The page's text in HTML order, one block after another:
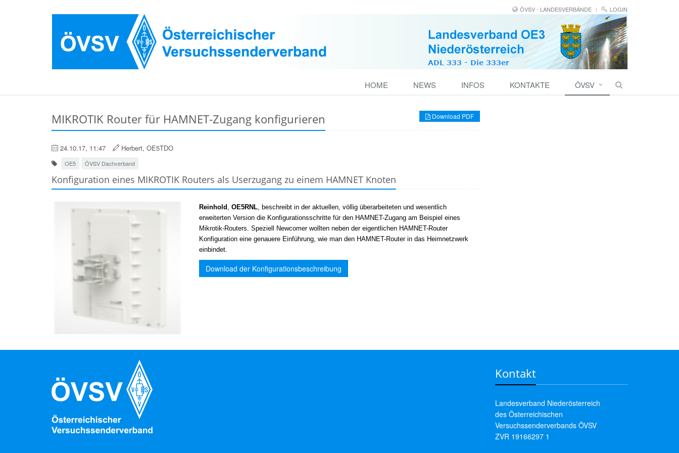
ÖVSV - LANDESVERBÄNDE LOGIN
HOME NEWS INFOS KONTAKTE ÖVSV
Download PDF
MIKROTIK Router für HAMNET-Zugang konfigurieren
24.10.17, 11:47 Herbert, OE5TDO
OE5 ÖVSV Dachverband
Konfiguration eines MIKROTIK Routers als Userzugang zu einem HAMNET Knoten
Reinhold ,OE5RNL, beschreibt in der aktuellen, völlig überarbeiteten und wesentlich
erweiterten Version die Konfigurationsschritte für den HAMNET-Zugang am Beispiel eines
Mikrotik-Routers. Speziell Newcomer wollten neben der eigentlichen HAMNET-Router
Konfiguration eine genauere Einführung, wie man den HAMNET-Router in das Heimnetzwerk
einbindet.
Download der Konfigurationsbeschreibung
Kontakt
Landesverband Niederösterreich
des Österreichischen
Versuchssenderverbands ÖVSV
ZVR 19166297 1